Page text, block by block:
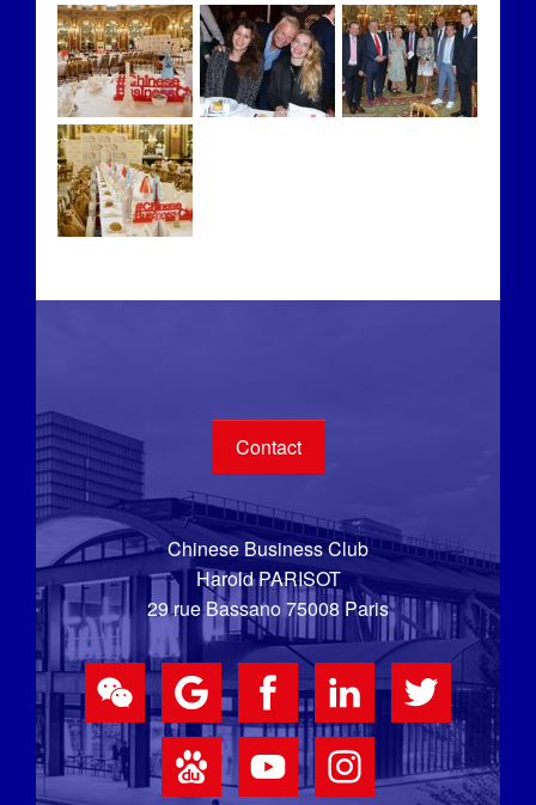
Contact
Chinese Business Club
Harold PARISOT
29 rue Bassano 75008 Paris